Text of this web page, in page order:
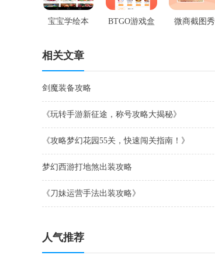
宝宝学绘本 BTGO游戏盒 微商截图秀
相关文章
剑魔装备攻略
《玩转手游新征途，称号攻略大揭秘》
《攻略梦幻花园55关，快速闯关指南！》
梦幻西游打地煞出装攻略
《刀妹运营手法出装攻略》
人气推荐